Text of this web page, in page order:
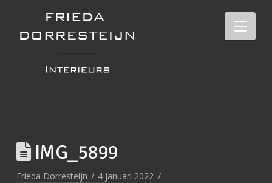
IMG_5899
Frieda Dorresteijn 4 januari 2022